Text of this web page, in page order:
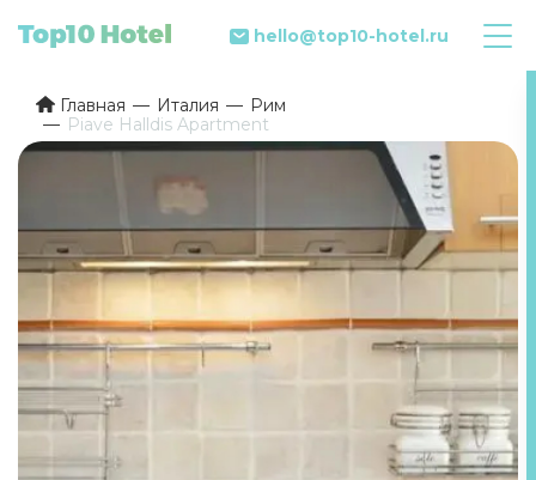
hello@top10-hotel.ru
Главная Италия
Рим
Piave Halldis Apartment